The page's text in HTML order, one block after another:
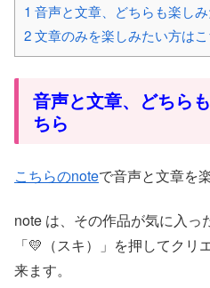
1 音声と文章、どちらも楽し
2文章のみを楽しみたい方は
音声と文章、どちら
ちら
こちらのnoteで音声と文章を
note は、その作品が気に入っ
「💛（スキ）」を押してク
来ます。